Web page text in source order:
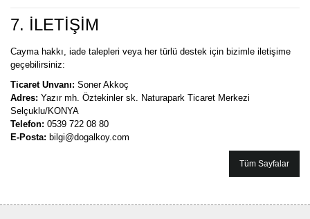
7. İLETİŞİM
Cayma hakkı, iade talepleri veya her türlü destek için bizimle iletişime
geçebilirsiniz:
Ticaret Unvanı: Soner Akkoç
Adres: Yazır mh. Öztekinler sk. Naturapark Ticaret Merkezi
Selçuklu/KONYA
Telefon: 0539 722 08 80
E-Posta: bilgi@dogalkoy.com
Tüm Sayfalar